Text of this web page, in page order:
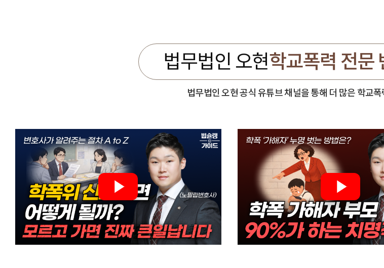
법무법인 오현학교폭력 전문
법무법인 오현 공식 유튜브 채널을 통해 더 많은 학교